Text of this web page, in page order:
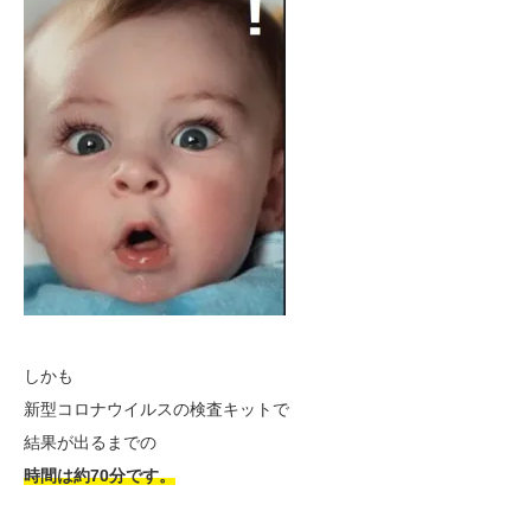
しかも
新型コロナウイルスの検査キットで
結果が出るまでの
時間は約70分です。